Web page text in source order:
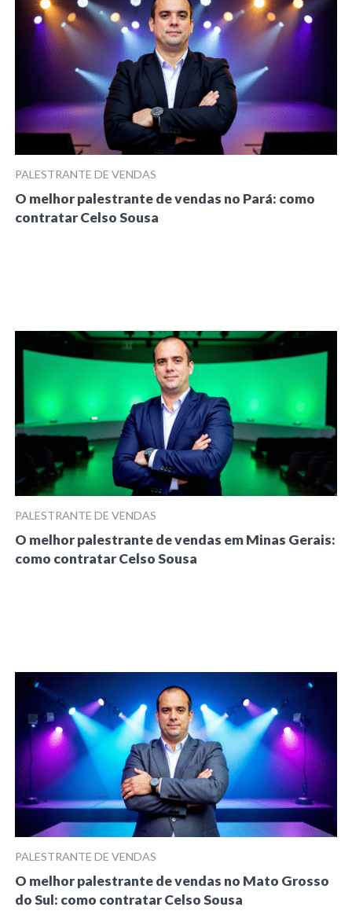
PALESTRANTE DE VENDAS
O melhor palestrante de vendas no Pará: como
contratar Celso Sousa
PALESTRANTE DE VENDAS
O melhor palestrante de vendas em Minas Gerais:
como contratar Celso Sousa
PALESTRANTE DE VENDAS
O melhor palestrante de vendas no Mato Grosso
do Sul: como contratar Celso Sousa